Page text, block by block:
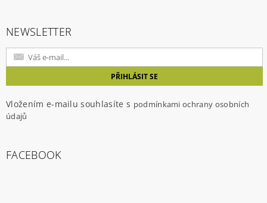
NEWSLETTER
Vložením e-mailu souhlasíte s podmínkami ochrany osobních
údajů
FACEBOOK